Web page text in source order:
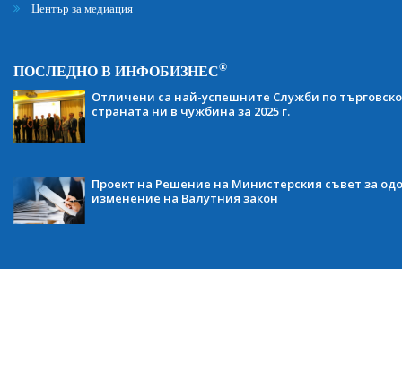
Център за медиация
ПОСЛЕДНО В ИНФОБИЗНЕС®
Отличени са най-успешните Служби по
страната ни в чужбина за 2025 г.
Проект на Решение на Министерския съвет за
изменение на Валутния закон